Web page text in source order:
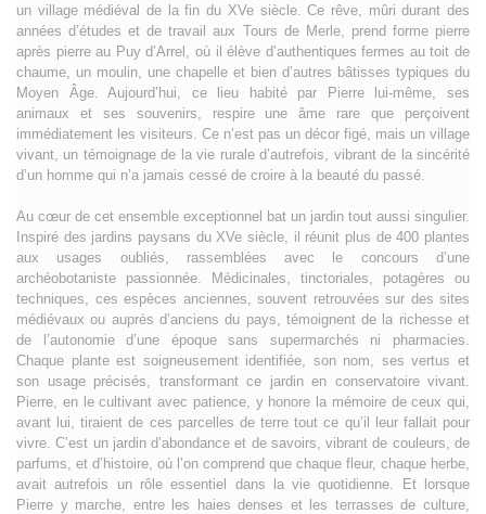
un village médiéval de la fin du XVe siècle. Ce rêve, mûri durant des
années d’études et de travail aux Tours de Merle, prend forme pierre
après pierre au Puy d’Arrel, où il élève d’authentiques fermes au toit de
chaume, un moulin, une chapelle et bien d’autres bâtisses typiques du
Moyen Âge. Aujourd’hui, ce lieu habité par Pierre lui-même, ses
animaux et ses souvenirs, respire une âme rare que perçoivent
immédiatement les visiteurs. Ce n’est pas un décor figé, mais un village
vivant, un témoignage de la vie rurale d’autrefois, vibrant de la sincérité
d’un homme qui n’a jamais cessé de croire à la beauté du passé.
Au cœur de cet ensemble exceptionnel bat un jardin tout aussi singulier.
Inspiré des jardins paysans du XVe siècle, il réunit plus de 400 plantes
aux usages oubliés, rassemblées avec le concours d’une
archéobotaniste passionnée. Médicinales, tinctoriales, potagères ou
techniques, ces espèces anciennes, souvent retrouvées sur des sites
médiévaux ou auprès d’anciens du pays, témoignent de la richesse et
de l’autonomie d’une époque sans supermarchés ni pharmacies.
Chaque plante est soigneusement identifiée, son nom, ses vertus et
son usage précisés, transformant ce jardin en conservatoire vivant.
Pierre, en le cultivant avec patience, y honore la mémoire de ceux qui,
avant lui, tiraient de ces parcelles de terre tout ce qu’il leur fallait pour
vivre. C’est un jardin d’abondance et de savoirs, vibrant de couleurs, de
parfums, et d’histoire, où l’on comprend que chaque fleur, chaque herbe,
avait autrefois un rôle essentiel dans la vie quotidienne. Et lorsque
Pierre y marche, entre les haies denses et les terrasses de culture,